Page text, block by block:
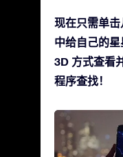
现在只需单
中给自己的
3D 方式查看
程序查找！